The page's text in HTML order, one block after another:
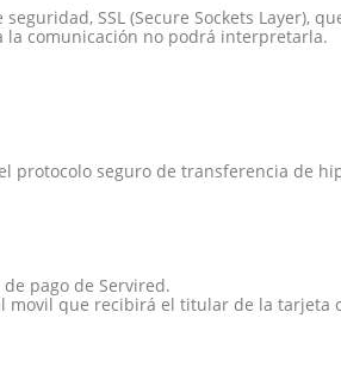
SSL (Secure Sockets Layer),
la comunicación no podrá interpretarla.
protocolo seguro de transferencia de
pago de Servired.
movil que recibirá el titular de la tarjeta